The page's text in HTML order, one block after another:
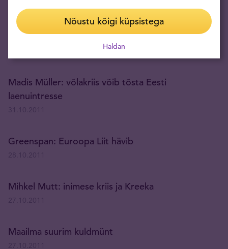
Pangajooks on Kreekas alanud
Madis Müller: võlakriis võib tõsta Eesti
laenuintresse
Greenspan: Euroopa Liit hävib
Mihkel Mutt: inimese kriis ja Kreeka
Maailma suurim kuldmünt
Nõustu kõigi küpsistega
Haldan